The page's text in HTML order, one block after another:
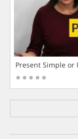
Present Simple or